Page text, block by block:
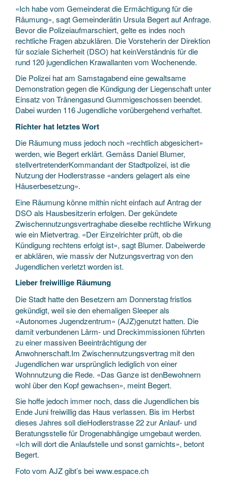
«Ich habe vom Gemeinderat die Ermächtigung für die
Räumung», sagt Gemeinderätin Ursula Begert auf Anfrage.
Bevor die Polizeiaufmarschiert, gelte es indes noch
rechtliche Fragen abzuklären. Die Vorsteherin der Direktion
für soziale Sicherheit (DSO) hat keinVerständnis für die
rund 120 jugendlichen Krawallanten vom Wochenende.
Die Polizei hat am Samstagabend eine gewaltsame
Demonstration gegen die Kündigung der Liegenschaft unter
Einsatz von Tränengasund Gummigeschossen beendet.
Dabei wurden 116 Jugendliche vorübergehend verhaftet.
Richter hat letztes Wort
Die Räumung muss jedoch noch «rechtlich abgesichert»
werden, wie Begert erklärt. Gemäss Daniel Blumer,
stellvertretenderKommandant der Stadtpolizei, ist die
Nutzung der Hodlerstrasse «anders gelagert als eine
Häuserbesetzung».
Eine Räumung könne mithin nicht einfach auf Antrag der
DSO als Hausbesitzerin erfolgen. Der gekündete
Zwischennutzungsvertraghabe dieselbe rechtliche Wirkung
wie ein Mietvertrag. «Der Einzelrichter prüft, ob die
Kündigung rechtens erfolgt ist», sagt Blumer. Dabeiwerde
er abklären, wie massiv der Nutzungsvertrag von den
Jugendlichen verletzt worden ist.
Lieber freiwillige Räumung
Die Stadt hatte den Besetzern am Donnerstag fristlos
gekündigt, weil sie den ehemaligen Sleeper als
«Autonomes Jugendzentrum» (AJZ)genutzt hatten. Die
damit verbundenen Lärm- und Dreckimmissionen führten
zu einer massiven Beeinträchtigung der
Anwohnerschaft.Im Zwischennutzungsvertrag mit den
Jugendlichen war ursprünglich lediglich von einer
Wohnnutzung die Rede. «Das Ganze ist denBewohnern
wohl über den Kopf gewachsen», meint Begert.
Sie hoffe jedoch immer noch, dass die Jugendlichen bis
Ende Juni freiwillig das Haus verlassen. Bis im Herbst
dieses Jahres soll dieHodlerstrasse 22 zur Anlauf- und
Beratungsstelle für Drogenabhängige umgebaut werden.
«Ich will dort die Anlaufstelle und sonst garnichts», betont
Begert.
Foto vom AJZ gibt’s bei www.espace.ch